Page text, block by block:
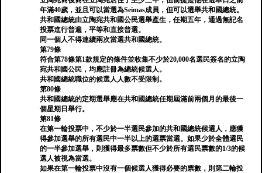
年滿40歲，並且可以當選為Seimas成員，但可以選舉共和國總統。
共和國總統由立陶宛共和國公民選舉產生，任期五年，通過無記名
投票進行普遍，平等和直接普選。
同一個人不得連續兩次當選共和國總統。
第79條
符合第78條第1款規定的條件並收集不少於20,000名選民簽名的立陶
宛共和國公民，均應註冊為總統候選人。
共和國總統職位的候選人人數不受限制。
第80條
共和國總統的定期選舉應在共和國總統任期屆滿前兩個月的最後一
個星期日舉行。
第81條
在第一輪投票中，不少於一半選民參加的共和國總統候選人，應獲
得參加選舉的所有選民中一半以上的選票當選。如果少於全體選民
的一半參加選舉，則獲得最多票數但不少於所有選民票數的1/3的候
選人被視為當選。
如果在第一輪投票中沒有一個候選人獲得必要的票數，則第二輪投